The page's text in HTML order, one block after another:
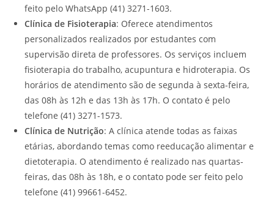
feito pelo WhatsApp (41) 3271-1603.
Clínica de Fisioterapia: Oferece atendimentos
personalizados realizados por estudantes com
supervisão direta de professores. Os serviços incluem
fisioterapia do trabalho, acupuntura e hidroterapia. Os
horários de atendimento são de segunda à sexta-feira,
das 08h às 12h e das 13h às 17h. O contato é pelo
telefone (41) 3271-1573.
Clínica de Nutrição: A clínica atende todas as faixas
etárias, abordando temas como reeducação alimentar e
dietoterapia. O atendimento é realizado nas quartas-
feiras, das 08h às 18h, e o contato pode ser feito pelo
telefone (41) 99661-6452.